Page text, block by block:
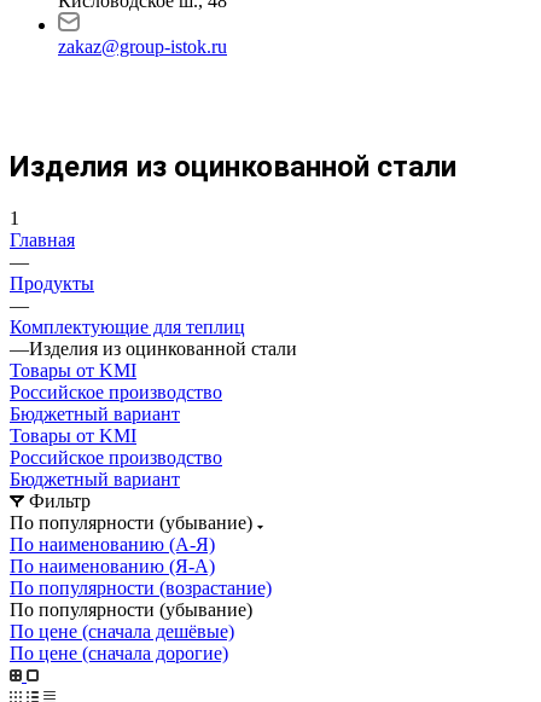
zakaz@group-istok.ru
Изделия из оцинкованной стали
1
Главная
—
Продукты
—
Комплектующие для теплиц
—Изделия из оцинкованной стали
Товары от KMI
Российское производство
Бюджетный вариант
Товары от KMI
Российское производство
Бюджетный вариант
Фильтр
По популярности (убывание)
По наименованию (А-Я)
По наименованию (Я-А)
По популярности (возрастание)
По популярности (убывание)
По цене (сначала дешёвые)
По цене (сначала дорогие)